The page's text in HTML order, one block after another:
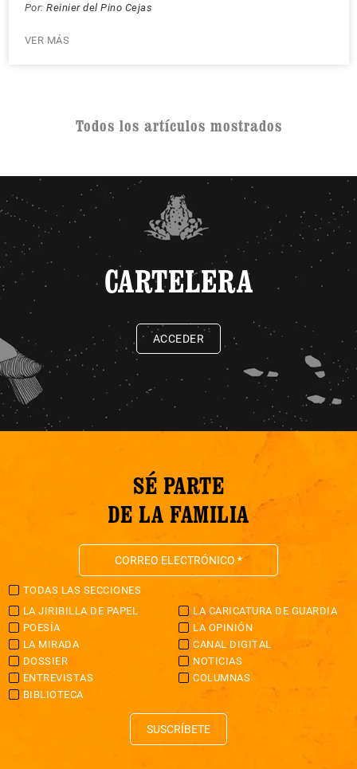
Por: Reinier del Pino Cejas
VER MÁS
Todos los artículos mostrados
CARTELERA
ACCEDER
SÉ PARTE
DE LA FAMILIA
TODAS LAS SECCIONES
LA JIRIBILLA DE PAPEL
LA CARICATURA DE GUARDIA
POESÍA
LA OPINIÓN
LA MIRADA
CANAL DIGITAL
DOSSIER
NOTICIAS
ENTREVISTAS
COLUMNAS
BIBLIOTECA
SUSCRÍBETE